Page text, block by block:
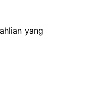
yang